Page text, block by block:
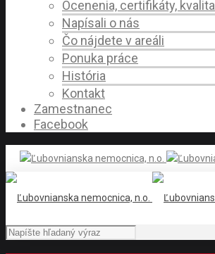
Ocenenia, certifikáty, kvalita
Napísali o nás
Čo nájdete v areáli
Ponuka práce
História
Kontakt
Zamestnanec
Facebook